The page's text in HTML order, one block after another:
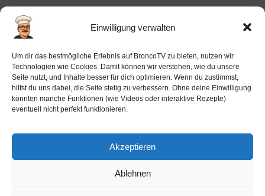
Einwilligung verwalten
Um dir das bestmögliche Erlebnis auf BroncoTV zu bieten, nutzen wir
Technologien wie Cookies. Damit können wir verstehen, wie du unsere
Seite nutzt, und Inhalte besser für dich optimieren. Wenn du zustimmst,
hilfst du uns dabei, die Seite stetig zu verbessern. Ohne deine Einwilligung
könnten manche Funktionen (wie Videos oder interaktive Rezepte)
eventuell nicht perfekt funktionieren.
Akzeptieren
Ablehnen
Datenschutz-Haftung
Cookie-Richtlinie (EU)
Barrierefreiheit